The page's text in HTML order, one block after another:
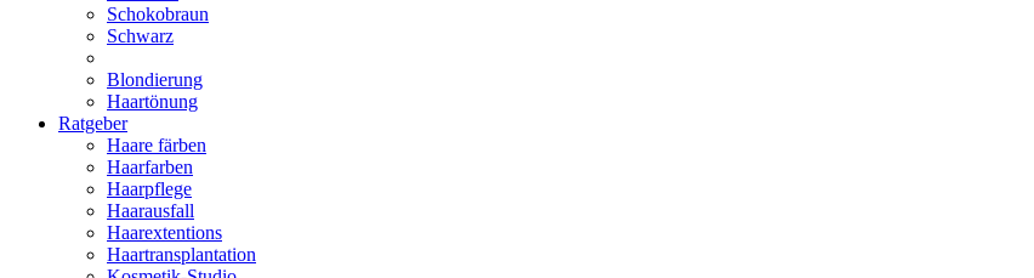
Schokobraun
Schwarz
Blondierung
Haartönung
Ratgeber
Haare färben
Haarfarben
Haarpflege
Haarausfall
Haarextentions
Haartransplantation